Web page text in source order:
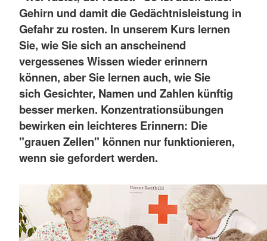
Gehirn und damit die Gedächtnisleistung in
Gefahr zu rosten. In unserem Kurs lernen
Sie, wie Sie sich an anscheinend
vergessenes Wissen wieder erinnern
können, aber Sie lernen auch, wie Sie
sich Gesichter, Namen und Zahlen künftig
besser merken. Konzentrationsübungen
bewirken ein leichteres Erinnern: Die
"grauen Zellen" können nur funktionieren,
wenn sie gefordert werden.